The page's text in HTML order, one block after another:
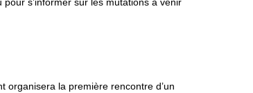
organisera la première rencontre d’un